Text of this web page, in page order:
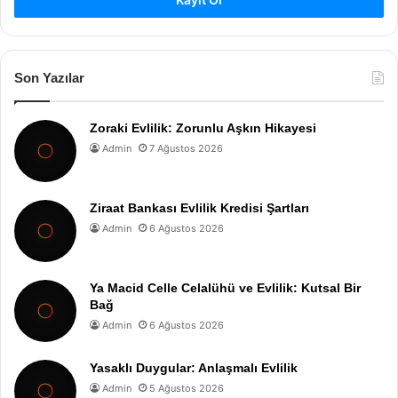
Son Yazılar
Zoraki Evlilik: Zorunlu Aşkın Hikayesi
Admin 7 Ağustos 2026
Ziraat Bankası Evlilik Kredisi Şartları
Admin 6 Ağustos 2026
Ya Macid Celle Celalühü ve Evlilik: Kutsal Bir
Bağ
Admin 6 Ağustos 2026
Yasaklı Duygular: Anlaşmalı Evlilik
Admin 5 Ağustos 2026